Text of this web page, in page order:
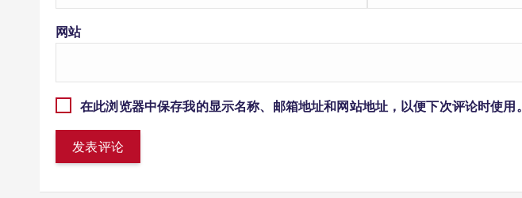
网站
在此浏览器中保存我的显示名称、邮箱地址和网站地址，以便下次评论时使用。